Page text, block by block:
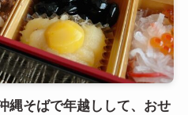
縄そばで年越しして、おせ